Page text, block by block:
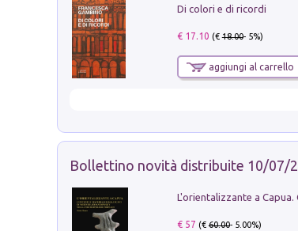
Di colori e di ricordi
€ 17.10 (€18.00- 5%)
aggiungi al carrello
Bollettino novità distribuite 10/07/
€ 57 (€60.00- 5.00%)